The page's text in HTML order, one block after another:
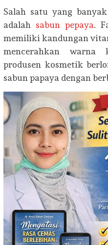
Salah satu yang
adalah sabun pepaya.
memiliki kandungan
mencerahkan warna
produsen kosmetik
sabun papaya dengan